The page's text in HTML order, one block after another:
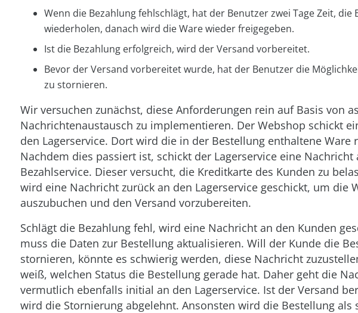
Wenn die Bezahlung fehlschlägt, hat der Benutzer zwei Tage Zeit, die
wiederholen, danach wird die Ware wieder freigegeben.
Ist die Bezahlung erfolgreich, wird der Versand vorbereitet.
Bevor der Versand vorbereitet wurde, hat der Benutzer die
zu stornieren.
Wir versuchen zunächst, diese Anforderungen rein auf Basis von
Nachrichtenaustausch zu implementieren. Der Webshop schickt
den Lagerservice. Dort wird die in der Bestellung enthaltene Ware
Nachdem dies passiert ist, schickt der Lagerservice eine Nachricht
Bezahlservice. Dieser versucht, die Kreditkarte des Kunden zu
wird eine Nachricht zurück an den Lagerservice geschickt, um die
auszubuchen und den Versand vorzubereiten.
Schlägt die Bezahlung fehl, wird eine Nachricht an den Kunden
muss die Daten zur Bestellung aktualisieren. Will der Kunde die
stornieren, könnte es schwierig werden, diese Nachricht
weiß, welchen Status die Bestellung gerade hat. Daher geht die
vermutlich ebenfalls initial an den Lagerservice. Ist der Versand
wird die Stornierung abgelehnt. Ansonsten wird die Bestellung als